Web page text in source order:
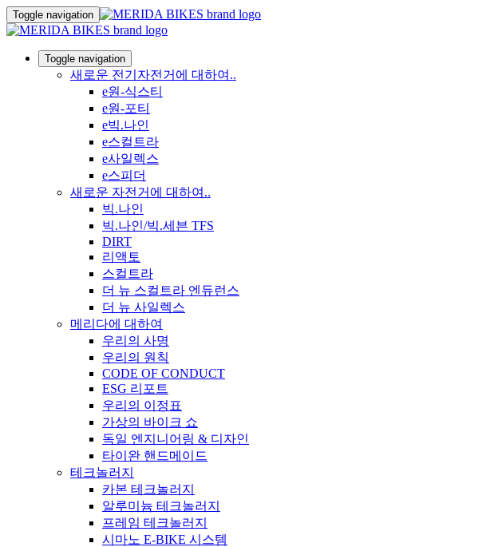
Toggle navigation
Toggle navigation
새로운 전기자전거에 대하여..
e원-식스티
e원-포티
e빅.나인
e스컬트라
e사일렉스
e스피더
새로운 자전거에 대하여..
빅.나인
빅.나인/빅.세븐 TFS
DIRT
리액토
스컬트라
더 뉴 스컬트라 엔듀런스
더 뉴 사일렉스
메리다에 대하여
우리의 사명
우리의 원칙
CODE OF CONDUCT
ESG 리포트
우리의 이정표
가상의 바이크 쇼
독일 엔지니어링 & 디자인
타이완 핸드메이드
테크놀러지
카본 테크놀러지
알루미늄 테크놀러지
프레임 테크놀러지
시마노 E-BIKE 시스템